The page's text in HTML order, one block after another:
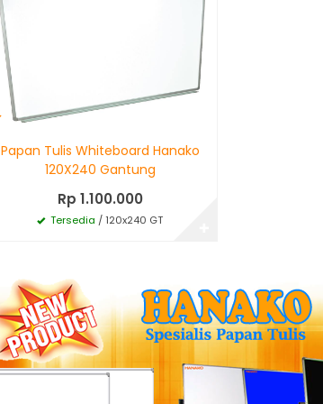
Papan Tulis Whiteboard Hanako
120X240 Gantung
Rp 1.100.000
Tersedia / 120x240 GT